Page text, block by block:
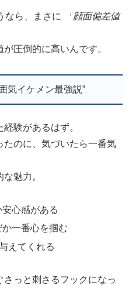
なら、まさに
「顔面偏差値
圧倒的に高いんです。
気イケメン最強説”
験があるはず。
たのに、気づいたら一番気
魅力。
心感がある
一番心を掴む
えてくれる
っと刺さるフックになっ